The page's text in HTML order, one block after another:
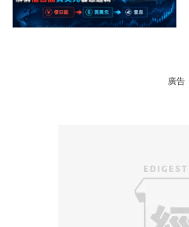
廣告